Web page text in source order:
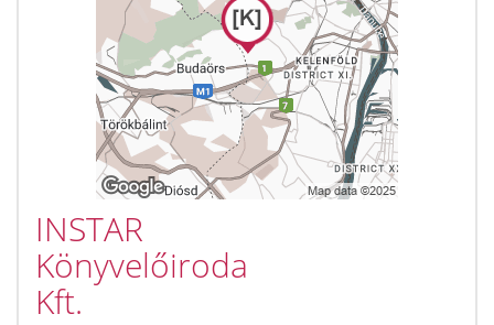
INSTAR
Könyvelőiroda
Kft.